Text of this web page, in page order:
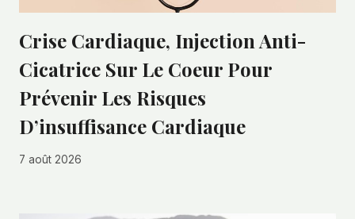
Crise Cardiaque, Injection Anti-
Cicatrice Sur Le Coeur Pour
Prévenir Les Risques
D’insuffisance Cardiaque
7 août 2026